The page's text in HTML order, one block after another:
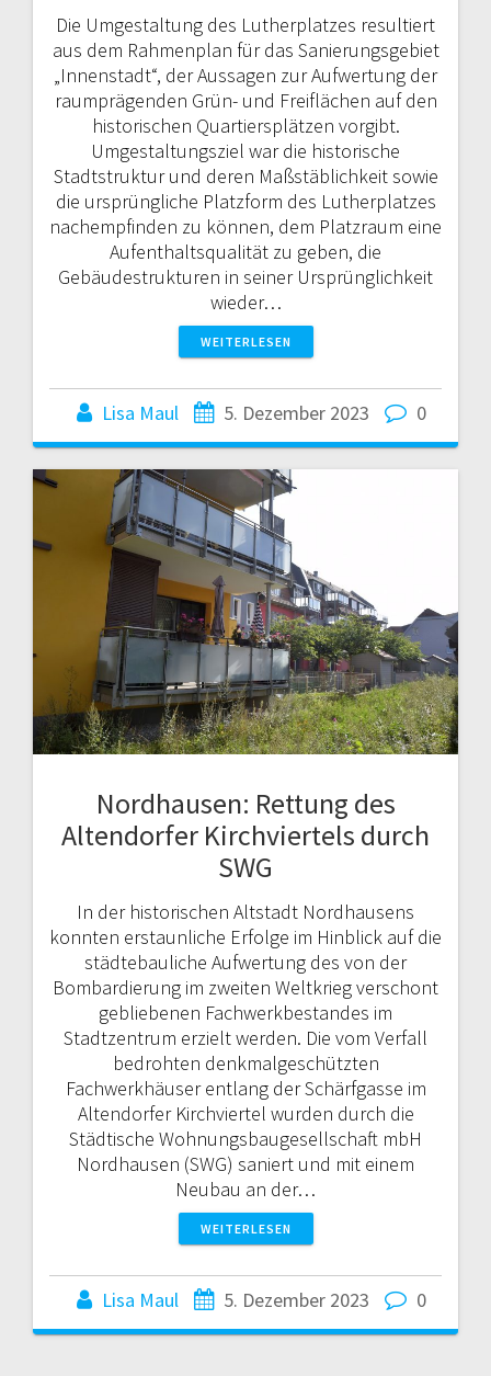
Die Umgestaltung des Lutherplatzes resultiert
aus dem Rahmenplan für das Sanierungsgebiet
„Innenstadt“, der Aussagen zur Aufwertung der
raumprägenden Grün- und Freiflächen auf den
historischen Quartiersplätzen vorgibt.
Umgestaltungsziel war die historische
Stadtstruktur und deren Maßstäblichkeit sowie
die ursprüngliche Platzform des Lutherplatzes
nachempfinden zu können, dem Platzraum eine
Aufenthaltsqualität zu geben, die
Gebäudestrukturen in seiner Ursprünglichkeit
wieder…
WEITERLESEN
Lisa Maul 5. Dezember 2023 0
Nordhausen: Rettung des
Altendorfer Kirchviertels durch
SWG
In der historischen Altstadt Nordhausens
konnten erstaunliche Erfolge im Hinblick auf die
städtebauliche Aufwertung des von der
Bombardierung im zweiten Weltkrieg verschont
gebliebenen Fachwerkbestandes im
Stadtzentrum erzielt werden. Die vom Verfall
bedrohten denkmalgeschützten
Fachwerkhäuser entlang der Schärfgasse im
Altendorfer Kirchviertel wurden durch die
Städtische Wohnungsbaugesellschaft mbH
Nordhausen (SWG) saniert und mit einem
Neubau an der…
WEITERLESEN
Lisa Maul 5. Dezember 2023 0